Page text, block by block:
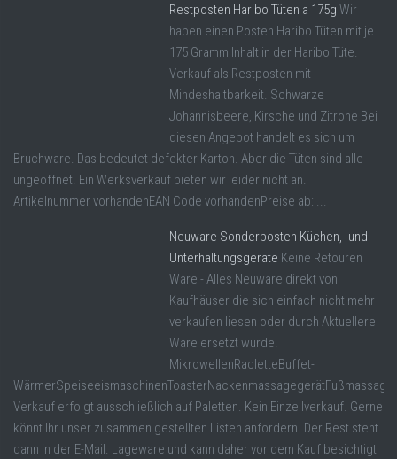
Restposten Haribo Tüten a 175g Wir
haben einen Posten Haribo Tüten mit je
175 Gramm Inhalt in der Haribo Tüte.
Verkauf als Restposten mit
Mindeshaltbarkeit. Schwarze
Johannisbeere, Kirsche und Zitrone Bei
diesen Angebot handelt es sich um
Bruchware. Das bedeutet defekter Karton. Aber die Tüten sind alle
ungeöffnet. Ein Werksverkauf bieten wir leider nicht an.
Artikelnummer vorhandenEAN Code vorhandenPreise ab: ...
Neuware Sonderposten Küchen,- und
Unterhaltungsgeräte Keine Retouren
Ware - Alles Neuware direkt von
Kaufhäuser die sich einfach nicht mehr
verkaufen liesen oder durch Aktuellere
Ware ersetzt wurde.
MikrowellenRacletteBuffet-
Verkauf erfolgt ausschließlich auf Paletten. Kein Einzellverkauf. Gerne
könnt Ihr unser zusammen gestellten Listen anfordern. Der Rest steht
dann in der E-Mail. Lageware und kann daher vor dem Kauf besichtigt